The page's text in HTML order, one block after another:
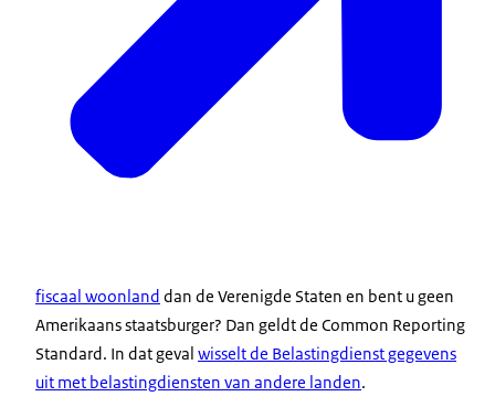
fiscaal woonland dan de Verenigde Staten en bent u geen
Amerikaans staatsburger? Dan geldt de Common Reporting
Standard. In dat geval wisselt de Belastingdienst gegevens
uit met belastingdiensten van andere landen.